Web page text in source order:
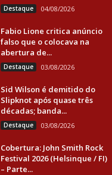
Destaque 04/08/2026
Fabio Lione critica anúncio
falso que o colocava na
abertura de...
Destaque 03/08/2026
Sid Wilson é demitido do
Slipknot após quase três
décadas; banda...
Destaque 03/08/2026
Cobertura: John Smith Rock
Festival 2026 (Helsinque / FI)
– Parte...